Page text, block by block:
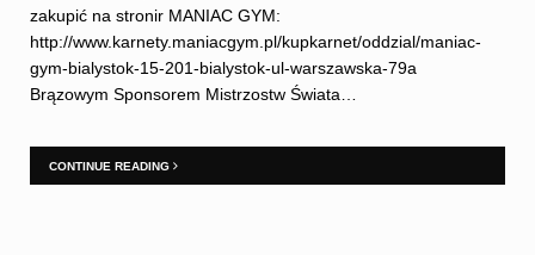
zakupić na stronir MANIAC GYM:
http://www.karnety.maniacgym.pl/kupkarnet/oddzial/maniac-
gym-bialystok-15-201-bialystok-ul-warszawska-79a
Brązowym Sponsorem Mistrzostw Świata…
CONTINUE READING